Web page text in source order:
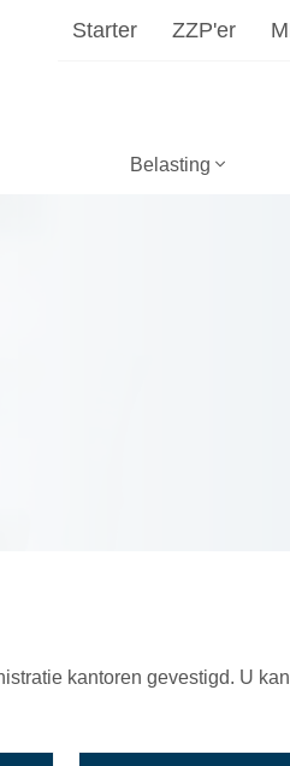
Starter ZZP'er
Belasting
kantoren gevestigd. U